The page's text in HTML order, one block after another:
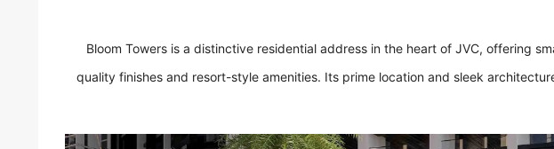
Bloom Towers is a distinctive residential address in the heart of JVC, offering
quality finishes and resort-style amenities. Its prime location and sleek